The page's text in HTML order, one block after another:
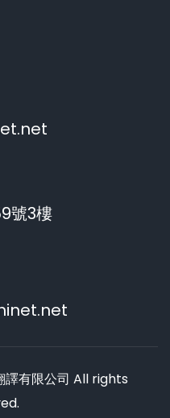
號3樓
有限公司 All rights